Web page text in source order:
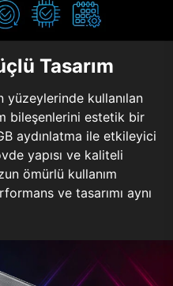
Tasarım
yüzeylerinde kullanılan
bileşenlerini estetik bir
aydınlatma ile etkileyici
yapısı ve kaliteli
ömürlü kullanım
ve tasarımı aynı